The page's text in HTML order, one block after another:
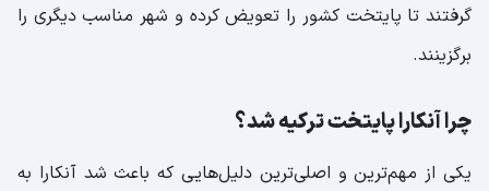
گرفتند تا پایتخت کشور را تعویض کرده و شهر مناسب دیگری را
برگزینند.
چرا آنکارا پایتخت ترکیه شد؟
یکی از مهم‌‌ترین و اصلی‌‌ترین دلیل‌هایی که باعث شد آنکارا به